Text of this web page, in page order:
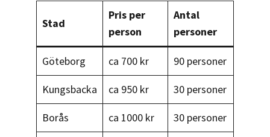
Stad
Pris per
person
Antal
personer
Göteborg ca 700 kr 90 personer
Kungsbacka ca 950 kr 30 personer
Borås ca 1000 kr 30 personer